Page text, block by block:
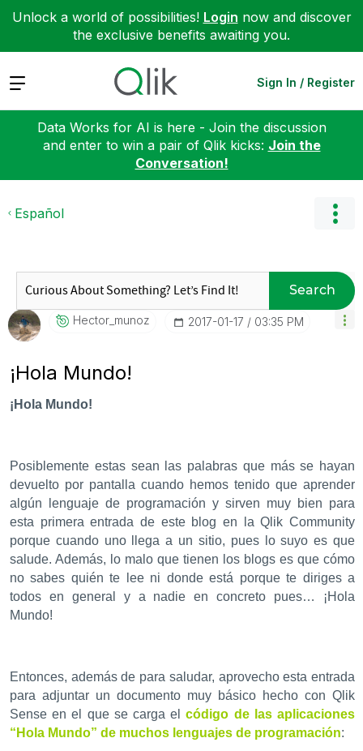
Unlock a world of possibilities! Login now and discover
the exclusive benefits awaiting you.
Expand Sign In / Register
Data Works for AI is here - Join the discussion
and enter to win a pair of Qlik kicks: Join the
Conversation!
Español
Search
Hector_munoz ‎2017-01-17 03:35 PM
¡Hola Mundo!
¡Hola Mundo!
Posiblemente estas sean las palabras que más se hayan
devuelto por pantalla cuando hemos tenido que aprender
algún lenguaje de programación y sirven muy bien para
esta primera entrada de este blog en la Qlik Community
porque cuando uno llega a un sitio, pues lo suyo es que
salude. Además, lo malo que tienen los blogs es que cómo
no sabes quién te lee ni donde está porque te diriges a
todos en general y a nadie en concreto pues… ¡Hola
Mundo!
Entonces, además de para saludar, aprovecho esta entrada
para adjuntar un documento muy básico hecho con Qlik
Sense en el que se carga elcódigo de las aplicaciones
“Hola Mundo” de muchos lenguajes de programación: